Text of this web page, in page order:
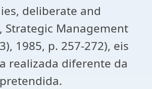
deliberate and
Strategic Management
1985, p. 257-272), eis
realizada diferente da